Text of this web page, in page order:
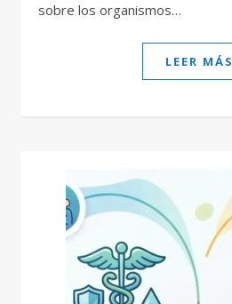
sobre los organismos…
LEER MÁS